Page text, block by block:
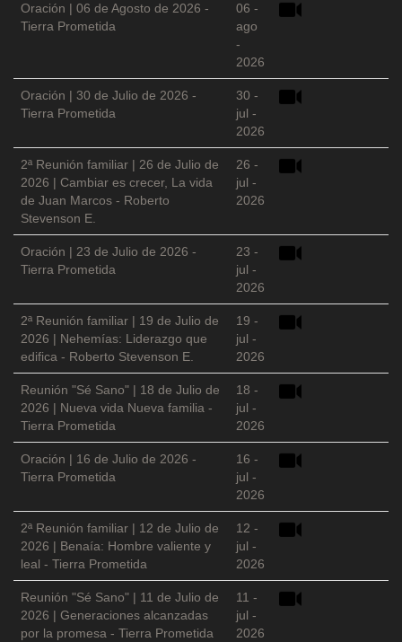
Oración | 06 de Agosto de 2026 -
Tierra Prometida
06 -
ago
-
2026
Oración | 30 de Julio de 2026 -
Tierra Prometida
30 -
jul -
2026
2ª Reunión familiar | 26 de Julio de
2026 | Cambiar es crecer, La vida
de Juan Marcos - Roberto
Stevenson E.
26 -
jul -
2026
Oración | 23 de Julio de 2026 -
Tierra Prometida
23 -
jul -
2026
2ª Reunión familiar | 19 de Julio de
2026 | Nehemías: Liderazgo que
edifica - Roberto Stevenson E.
19 -
jul -
2026
Reunión "Sé Sano" | 18 de Julio de
2026 | Nueva vida Nueva familia -
Tierra Prometida
18 -
jul -
2026
Oración | 16 de Julio de 2026 -
Tierra Prometida
16 -
jul -
2026
2ª Reunión familiar | 12 de Julio de
2026 | Benaía: Hombre valiente y
leal - Tierra Prometida
12 -
jul -
2026
Reunión "Sé Sano" | 11 de Julio de
2026 | Generaciones alcanzadas
por la promesa - Tierra Prometida
11 -
jul -
2026